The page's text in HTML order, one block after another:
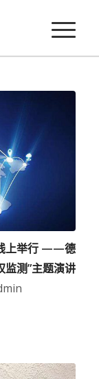
上举行 ——德
监测”主题演讲